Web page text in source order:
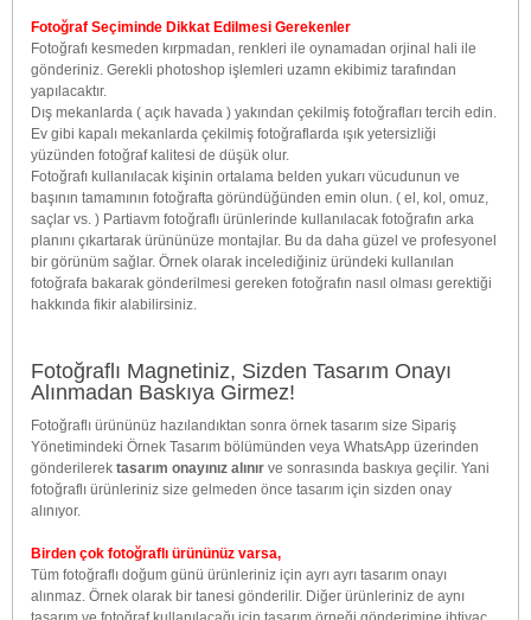
Fotoğraf Seçiminde Dikkat Edilmesi Gerekenler
Fotoğrafı kesmeden kırpmadan, renkleri ile oynamadan orjinal hali ile
gönderiniz. Gerekli photoshop işlemleri uzamn ekibimiz tarafından
yapılacaktır.
Dış mekanlarda ( açık havada ) yakından çekilmiş fotoğrafları tercih edin.
Ev gibi kapalı mekanlarda çekilmiş fotoğraflarda ışık yetersizliği
yüzünden fotoğraf kalitesi de düşük olur.
Fotoğrafı kullanılacak kişinin ortalama belden yukarı vücudunun ve
başının tamamının fotoğrafta göründüğünden emin olun. ( el, kol, omuz,
saçlar vs. ) Partiavm fotoğraflı ürünlerinde kullanılacak fotoğrafın arka
planını çıkartarak ürününüze montajlar. Bu da daha güzel ve profesyonel
bir görünüm sağlar. Örnek olarak incelediğiniz üründeki kullanılan
fotoğrafa bakarak gönderilmesi gereken fotoğrafın nasıl olması gerektiği
hakkında fikir alabilirsiniz.
Fotoğraflı Magnetiniz, Sizden Tasarım Onayı
Alınmadan Baskıya Girmez!
Fotoğraflı ürününüz hazılandıktan sonra örnek tasarım size Sipariş
Yönetimindeki Örnek Tasarım bölümünden veya WhatsApp üzerinden
gönderilerek tasarım onayınız alınır ve sonrasında baskıya geçilir. Yani
fotoğraflı ürünleriniz size gelmeden önce tasarım için sizden onay
alınıyor.
Birden çok fotoğraflı ürününüz varsa,
Tüm fotoğraflı doğum günü ürünleriniz için ayrı ayrı tasarım onayı
alınmaz. Örnek olarak bir tanesi gönderilir. Diğer ürünleriniz de aynı